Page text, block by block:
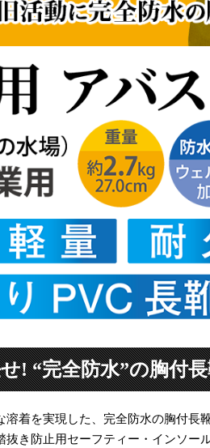
! “完全防水”の胸付
着を実現した、完全防水の胸付長
き防止用セーフティー・インソー